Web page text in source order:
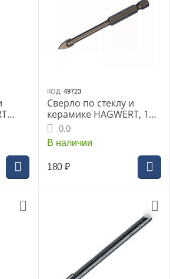
КОД: 49723
Сверло по стеклу и
керамике HAGWERT, 12
мм0.0
В наличии
180 ₽